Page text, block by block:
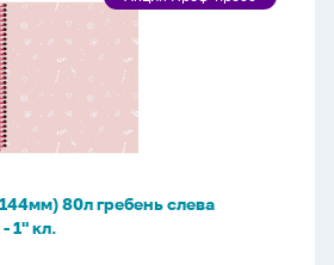
Акция
80л гребень слева
1" кл.